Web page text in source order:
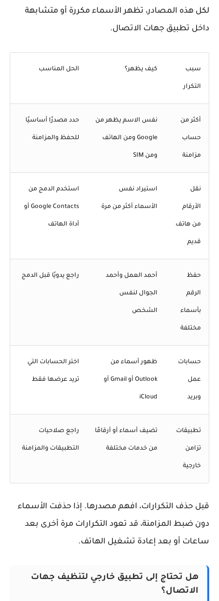
هذه المصادر، تظهر الأسماء مكررة أو متشابهة
تطبيق جهات الاتصال.
سبب
التكرار
كيف يظهر؟ الحل المناسب
أكثر من
حساب
مزامنة
نفس الاسم يظهر من
Google ومن الهاتف
حدد مصدرًا أساسيًا
للحفظ والمزامنة
الأرقام
من هاتف
استيراد نفس
الأسماء أكثر من مرة
استخدم الدمج من
Google Contacts أو
أداة الهاتف
بأسماء
مختلفة
أحمد العمل وأحمد
الجوال لنفس
الشخص
راجع يدويًا قبل الدمج
حسابات ظهور أسماء من
Outlook أو Gmail أو
iCloud
اختر الحسابات التي
تريد عرضها فقط
تطبيقات
تزامن
خارجية
تضيف أسماء أو أرقامًا
من خدمات مختلفة
راجع صلاحيات
التطبيقات والمزامنة
حذف التكرارات، افهم مصدرها. إذا حذفت الأسماء
ضبط المزامنة، قد تعود التكرارات مرة أخرى بعد
أو بعد إعادة تشغيل الهاتف.
هل تحتاج إلى تطبيق خارجي لتنظيف جهات
الاتصال؟